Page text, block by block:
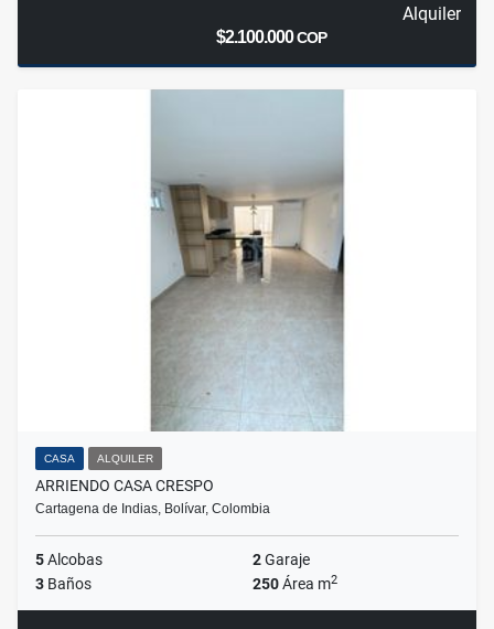
Alquiler
$2.100.000COP
CASA ALQUILER
ARRIENDO CASA CRESPO
Cartagena de Indias, Bolívar, Colombia
5Alcobas 2Garaje
3 Baños 250Área m2